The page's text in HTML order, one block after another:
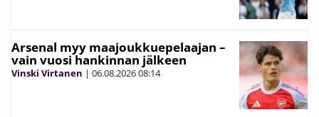
Arsenal myy maajoukkuepelaajan –
vain vuosi hankinnan jälkeen
Vinski Virtanen | 06.08.202608:14